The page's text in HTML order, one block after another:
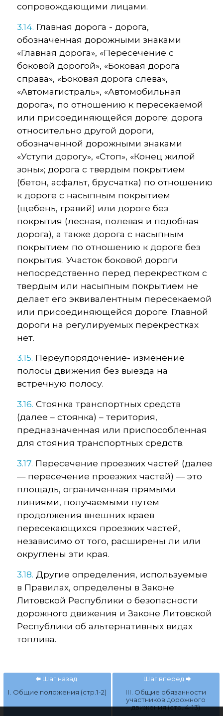
сопровождающими лицами.
3.14. Главная дорога - дорога,
обозначенная дорожными знаками
«Главная дорога», «Пересечение с
боковой дорогой», «Боковая дорога
справа», «Боковая дорога слева»,
«Автомагистраль», «Автомобильная
дорога», по отношению к пересекаемой
или присоединяющейся дороге; дорога
относительно другой дороги,
обозначенной дорожными знаками
«Уступи дорогу», «Стоп», «Конец жилой
зоны»; дорога с твердым покрытием
(бетон, асфальт, брусчатка) по отношению
к дороге с насыпным покрытием
(щебень, гравий) или дороге без
покрытия (лесная, полевая и подобная
дорога), а также дорога с насыпным
покрытием по отношению к дороге без
покрытия. Участок боковой дороги
непосредственно перед перекрестком с
твердым или насыпным покрытием не
делает его эквивалентным пересекаемой
или присоединяющейся дороге. Главной
дороги на регулируемых перекрестках
нет.
3.15. Переупорядочение- изменение
полосы движения без выезда на
встречную полосу.
3.16. Стоянка транспортных средств
(далее – стоянка) – територия,
предназначенная или приспособленная
для стояния транспортных средств.
3.17. Пересечение проезжих частей (далее
— пересечение проезжих частей) — это
площадь, ограниченная прямыми
линиями, получаемыми путем
продолжения внешних краев
пересекающихся проезжих частей,
независимо от того, расширены ли или
округлены эти края.
3.18. Другие определения, используемые
в Правилах, определены в Законе
Литовской Республики о безопасности
дорожного движения и Законе Литовской
Республики об альтернативных видах
топлива.
Шаг назад
I. Общие положения (стр.1-2)
Шаг вперед
III. Общие обязанности
участников дорожного
движения (стр. 4-13)